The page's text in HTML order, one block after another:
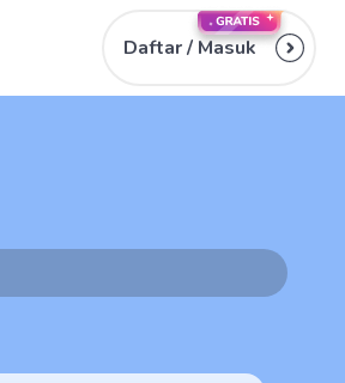
Daftar / Masuk